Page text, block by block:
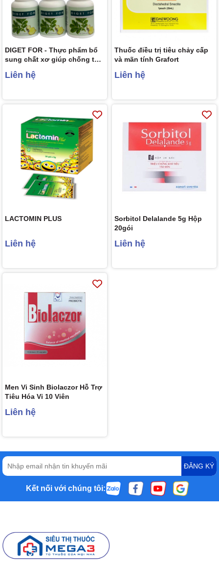
DIGET FOR - Thực phẩm bổ
sung chất xơ giúp chống táo
Liên hệ
Thuốc điều trị tiêu chảy cấp
và mãn tính Grafort
Liên hệ
LACTOMIN PLUS
Liên hệ
Sorbitol Delalande 5g Hộp
20gói
Liên hệ
Men Vi Sinh Biolaczor Hỗ Trợ
Tiêu Hóa Vỉ 10 Viên
Liên hệ
ĐĂNG KÝ
Kết nối với chúng tôi: